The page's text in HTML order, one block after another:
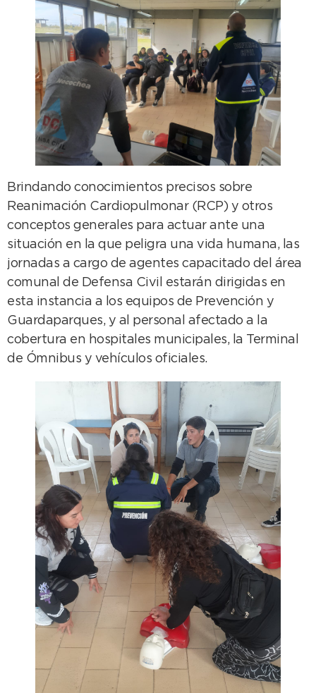
Brindando conocimientos precisos sobre
Reanimación Cardiopulmonar (RCP) y otros
conceptos generales para actuar ante una
situación en la que peligra una vida humana, las
jornadas a cargo de agentes capacitado del área
comunal de Defensa Civil estarán dirigidas en
esta instancia a los equipos de Prevención y
Guardaparques, y al personal afectado a la
cobertura en hospitales municipales, la Terminal
de Ómnibus y vehículos oficiales.